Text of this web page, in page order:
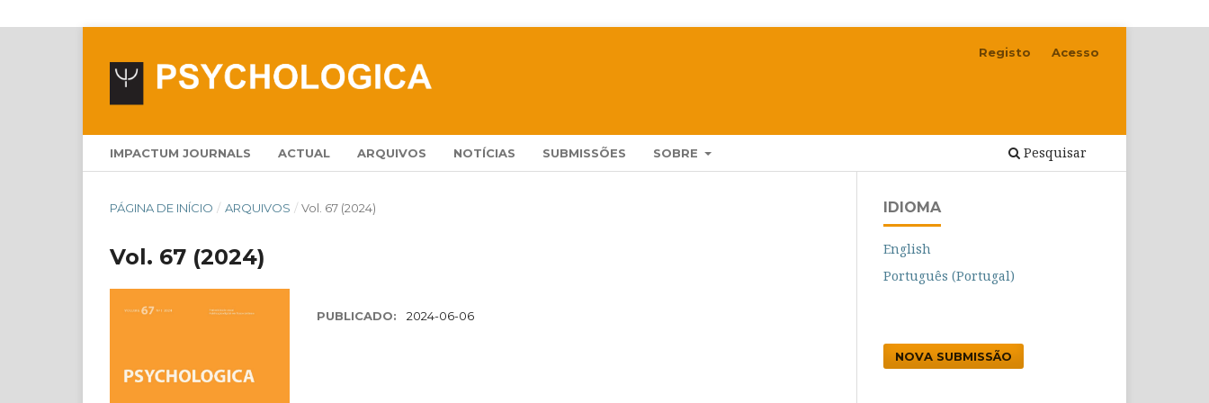
IMPACTUM JOURNALS ACTUAL ARQUIVOS NOTÍCIAS SUBMISSÕES SOBRE Pesquisar
Registo Acesso
PÁGINA DE INÍCIO / ARQUIVOS / Vol. 67 (2024)
Vol. 67 (2024)
PUBLICADO: 2024-06-06
IDIOMA
English
Português (Portugal)
NOVA SUBMISSÃO